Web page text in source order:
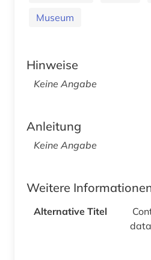
Museum
Hinweise
Keine Angabe
Anleitung
Keine Angabe
Weitere
Alternative Titel